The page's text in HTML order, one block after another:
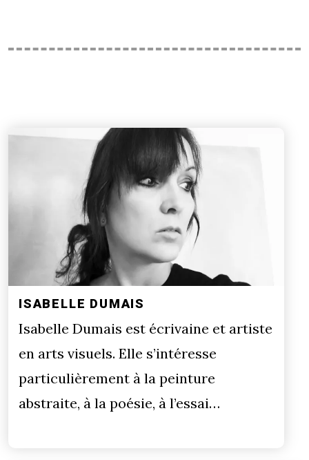
ISABELLE DUMAIS
Isabelle Dumais est écrivaine et artiste
en arts visuels. Elle s’intéresse
particulièrement à la peinture
abstraite, à la poésie, à l’essai…